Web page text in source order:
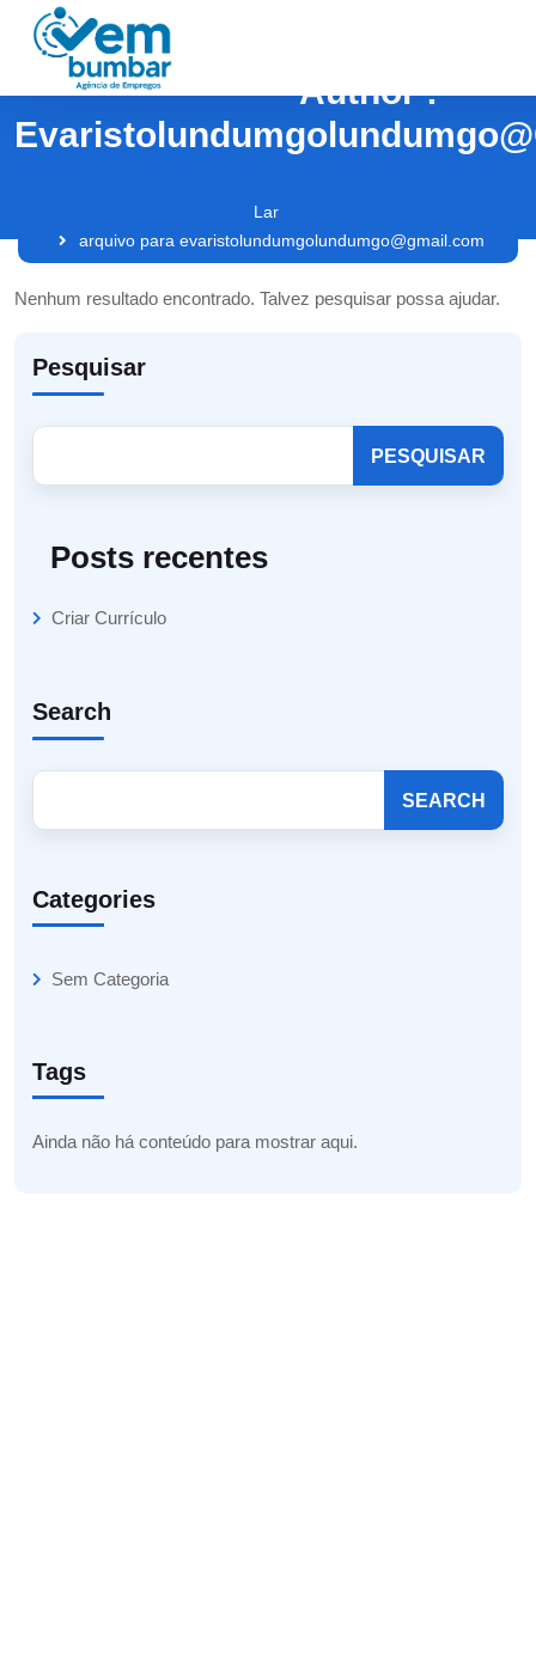
Author :
Lar
arquivo para evaristolundumgolundumgo@gmail.com
Nenhum resultado encontrado. Talvez pesquisar possa ajudar.
Pesquisar
PESQUISAR
Posts recentes
Criar Currículo
Search
SEARCH
Categories
Sem Categoria
Tags
Ainda não há conteúdo para mostrar aqui.